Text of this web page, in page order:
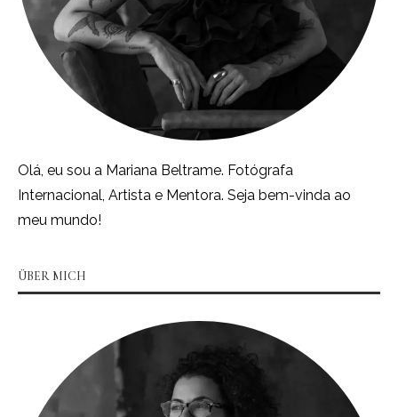
Olá, eu sou a Mariana Beltrame. Fotógrafa
Internacional, Artista e Mentora. Seja bem-vinda ao
meu mundo!
ÜBER MICH